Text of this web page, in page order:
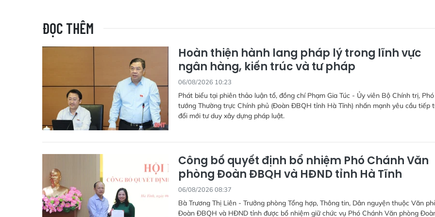
ĐỌC THÊM
Hoàn thiện hành lang pháp lý trong lĩnh vực
ngân hàng, kiến trúc và tư pháp
06/08/2026 10:23
Phát biểu tại phiên thảo luận tổ, đồng chí Phạm Gia Túc - Ủy viên Bộ Chính trị, Phó
tướng Thường trực Chính phủ (Đoàn ĐBQH tỉnh Hà Tĩnh) nhấn mạnh yêu cầu tiếp
đổi mới tư duy xây dựng pháp luật.
Công bố quyết định bổ nhiệm Phó Chánh Văn
phòng Đoàn ĐBQH và HĐND tỉnh Hà Tĩnh
06/08/2026 08:37
Bà Trương Thị Liên - Trưởng phòng Tổng hợp, Thông tin, Dân nguyện thuộc Văn
Đoàn ĐBQH và HĐND tỉnh được bổ nhiệm giữ chức vụ Phó Chánh Văn phòng